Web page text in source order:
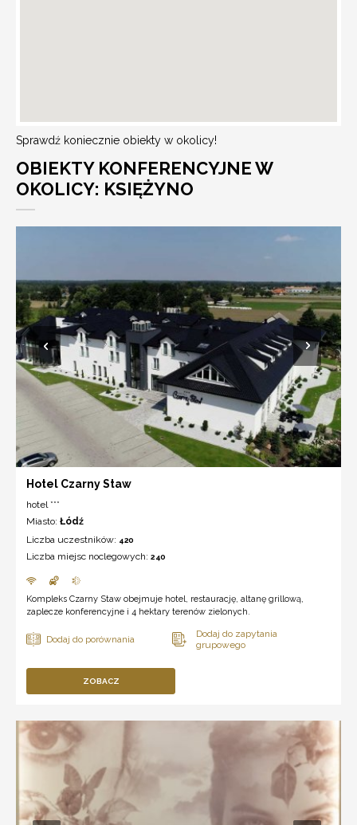
Sprawdź koniecznie obiekty w okolicy!
OBIEKTY KONFERENCYJNE W
OKOLICY: KSIĘŻYNO
Hotel Czarny Staw
hotel ***
Miasto: Łódź
Liczba uczestników: 420
Liczba miejsc noclegowych: 240
Kompleks Czarny Staw obejmuje hotel, restaurację, altanę grillową,
zaplecze konferencyjne i 4 hektary terenów zielonych.
ZOBACZ